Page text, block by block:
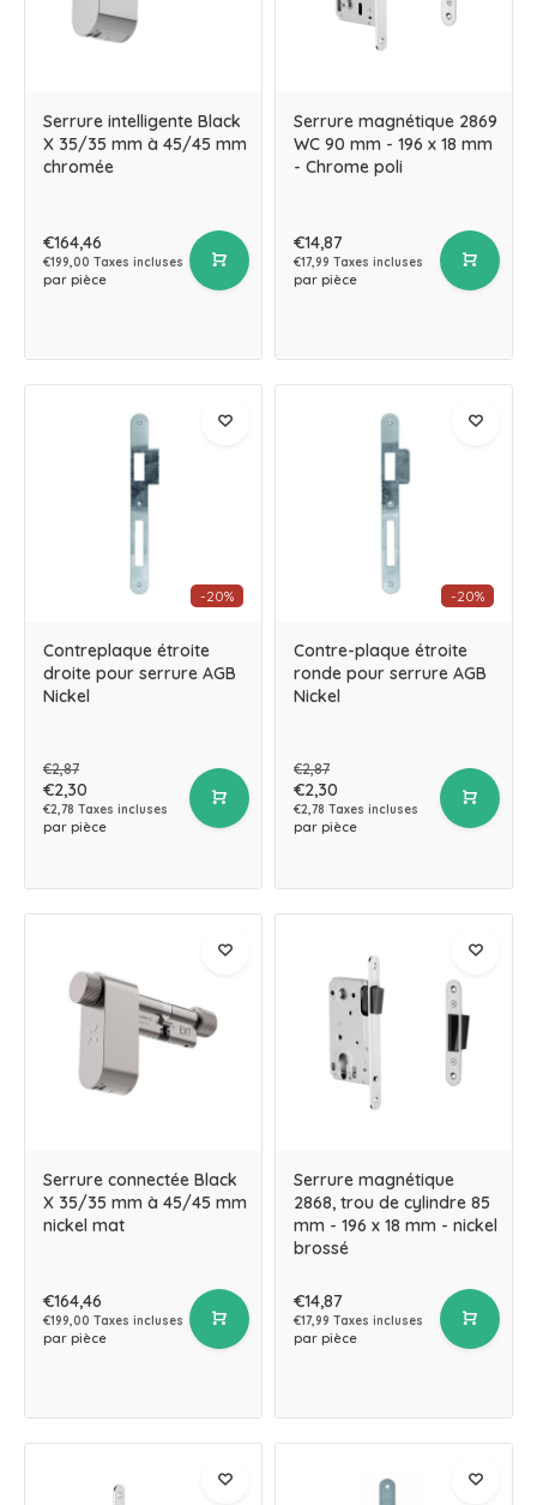
Serrure intelligente Black
X 35/35 mm à 45/45 mm
chromée
€164,46
€199,00 Taxes incluses
par pièce
Serrure magnétique 2869
WC 90 mm - 196 x 18 mm
- Chrome poli
€14,87
€17,99 Taxes incluses
par pièce
-20%
Contreplaque étroite
droite pour serrure AGB
Nickel
€2,87
€2,30
€2,78 Taxes incluses
par pièce
-20%
Contre-plaque étroite
ronde pour serrure AGB
Nickel
€2,87
€2,30
€2,78 Taxes incluses
par pièce
Serrure connectée Black
X 35/35 mm à 45/45 mm
nickel mat
€164,46
€199,00 Taxes incluses
par pièce
Serrure magnétique
2868, trou de cylindre 85
mm - 196 x 18 mm - nickel
brossé
€14,87
€17,99 Taxes incluses
par pièce